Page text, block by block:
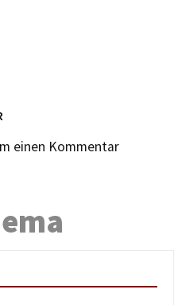
einen Kommentar